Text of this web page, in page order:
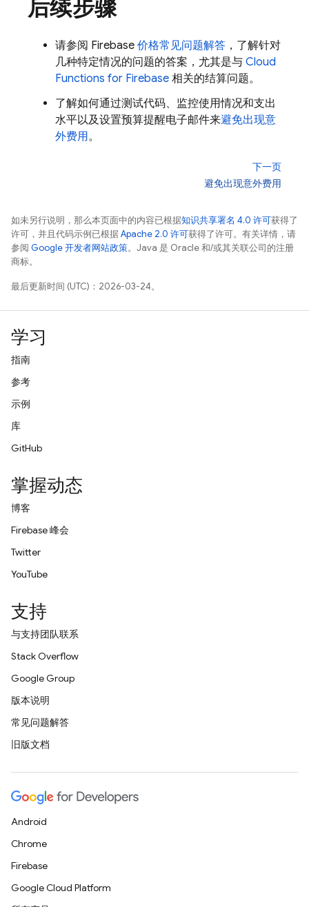
后续步骤
请参阅 Firebase 价格常见问题解答 ，了解针对
几种特定情况的问题的答案，尤其是与 Cloud
Functions for Firebase 相关的结算问题。
了解如何通过测试代码、监控使用情况和支出
水平以及设置预算提醒电子邮件来避免出现意
外费用。
下一页
避免出现意外费用
如未另行说明，那么本页面中的内容已根据知识共享署名 4.0 许可获得了
许可，并且代码示例已根据Apache 2.0 许可获得了许可。有关详情，请
参阅 Google 开发者网站政策。Java 是 Oracle 和/或其关联公司的注册
商标。
最后更新时间 (UTC)：2026-03-24。
学习
指南
参考
示例
库
GitHub
掌握动态
博客
Firebase 峰会
Twitter
YouTube
支持
与支持团队联系
Stack Overflow
Google Group
版本说明
常见问题解答
旧版文档
Android
Chrome
Firebase
Google Cloud Platform